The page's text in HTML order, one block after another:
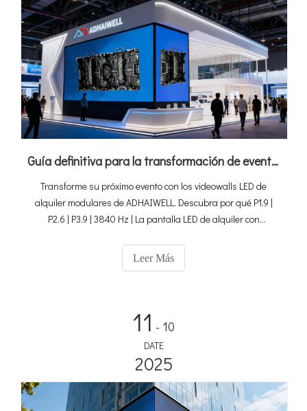
Guía definitiva para la transformación de eventos: cómo los videowalls LED de alquiler modulares de ADHAIWELL ofrecen imágenes inolvidables
Transforme su próximo evento con los videowalls LED de
alquiler modulares de ADHAIWELL. Descubra por qué P1.9 |
P2.6 | P3.9 | 3840 Hz | La pantalla LED de alquiler con
impresionantes y profesionales.
Leer Más
11 - 10
DATE
2025